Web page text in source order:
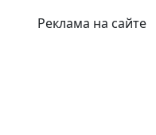
Реклама на сайте